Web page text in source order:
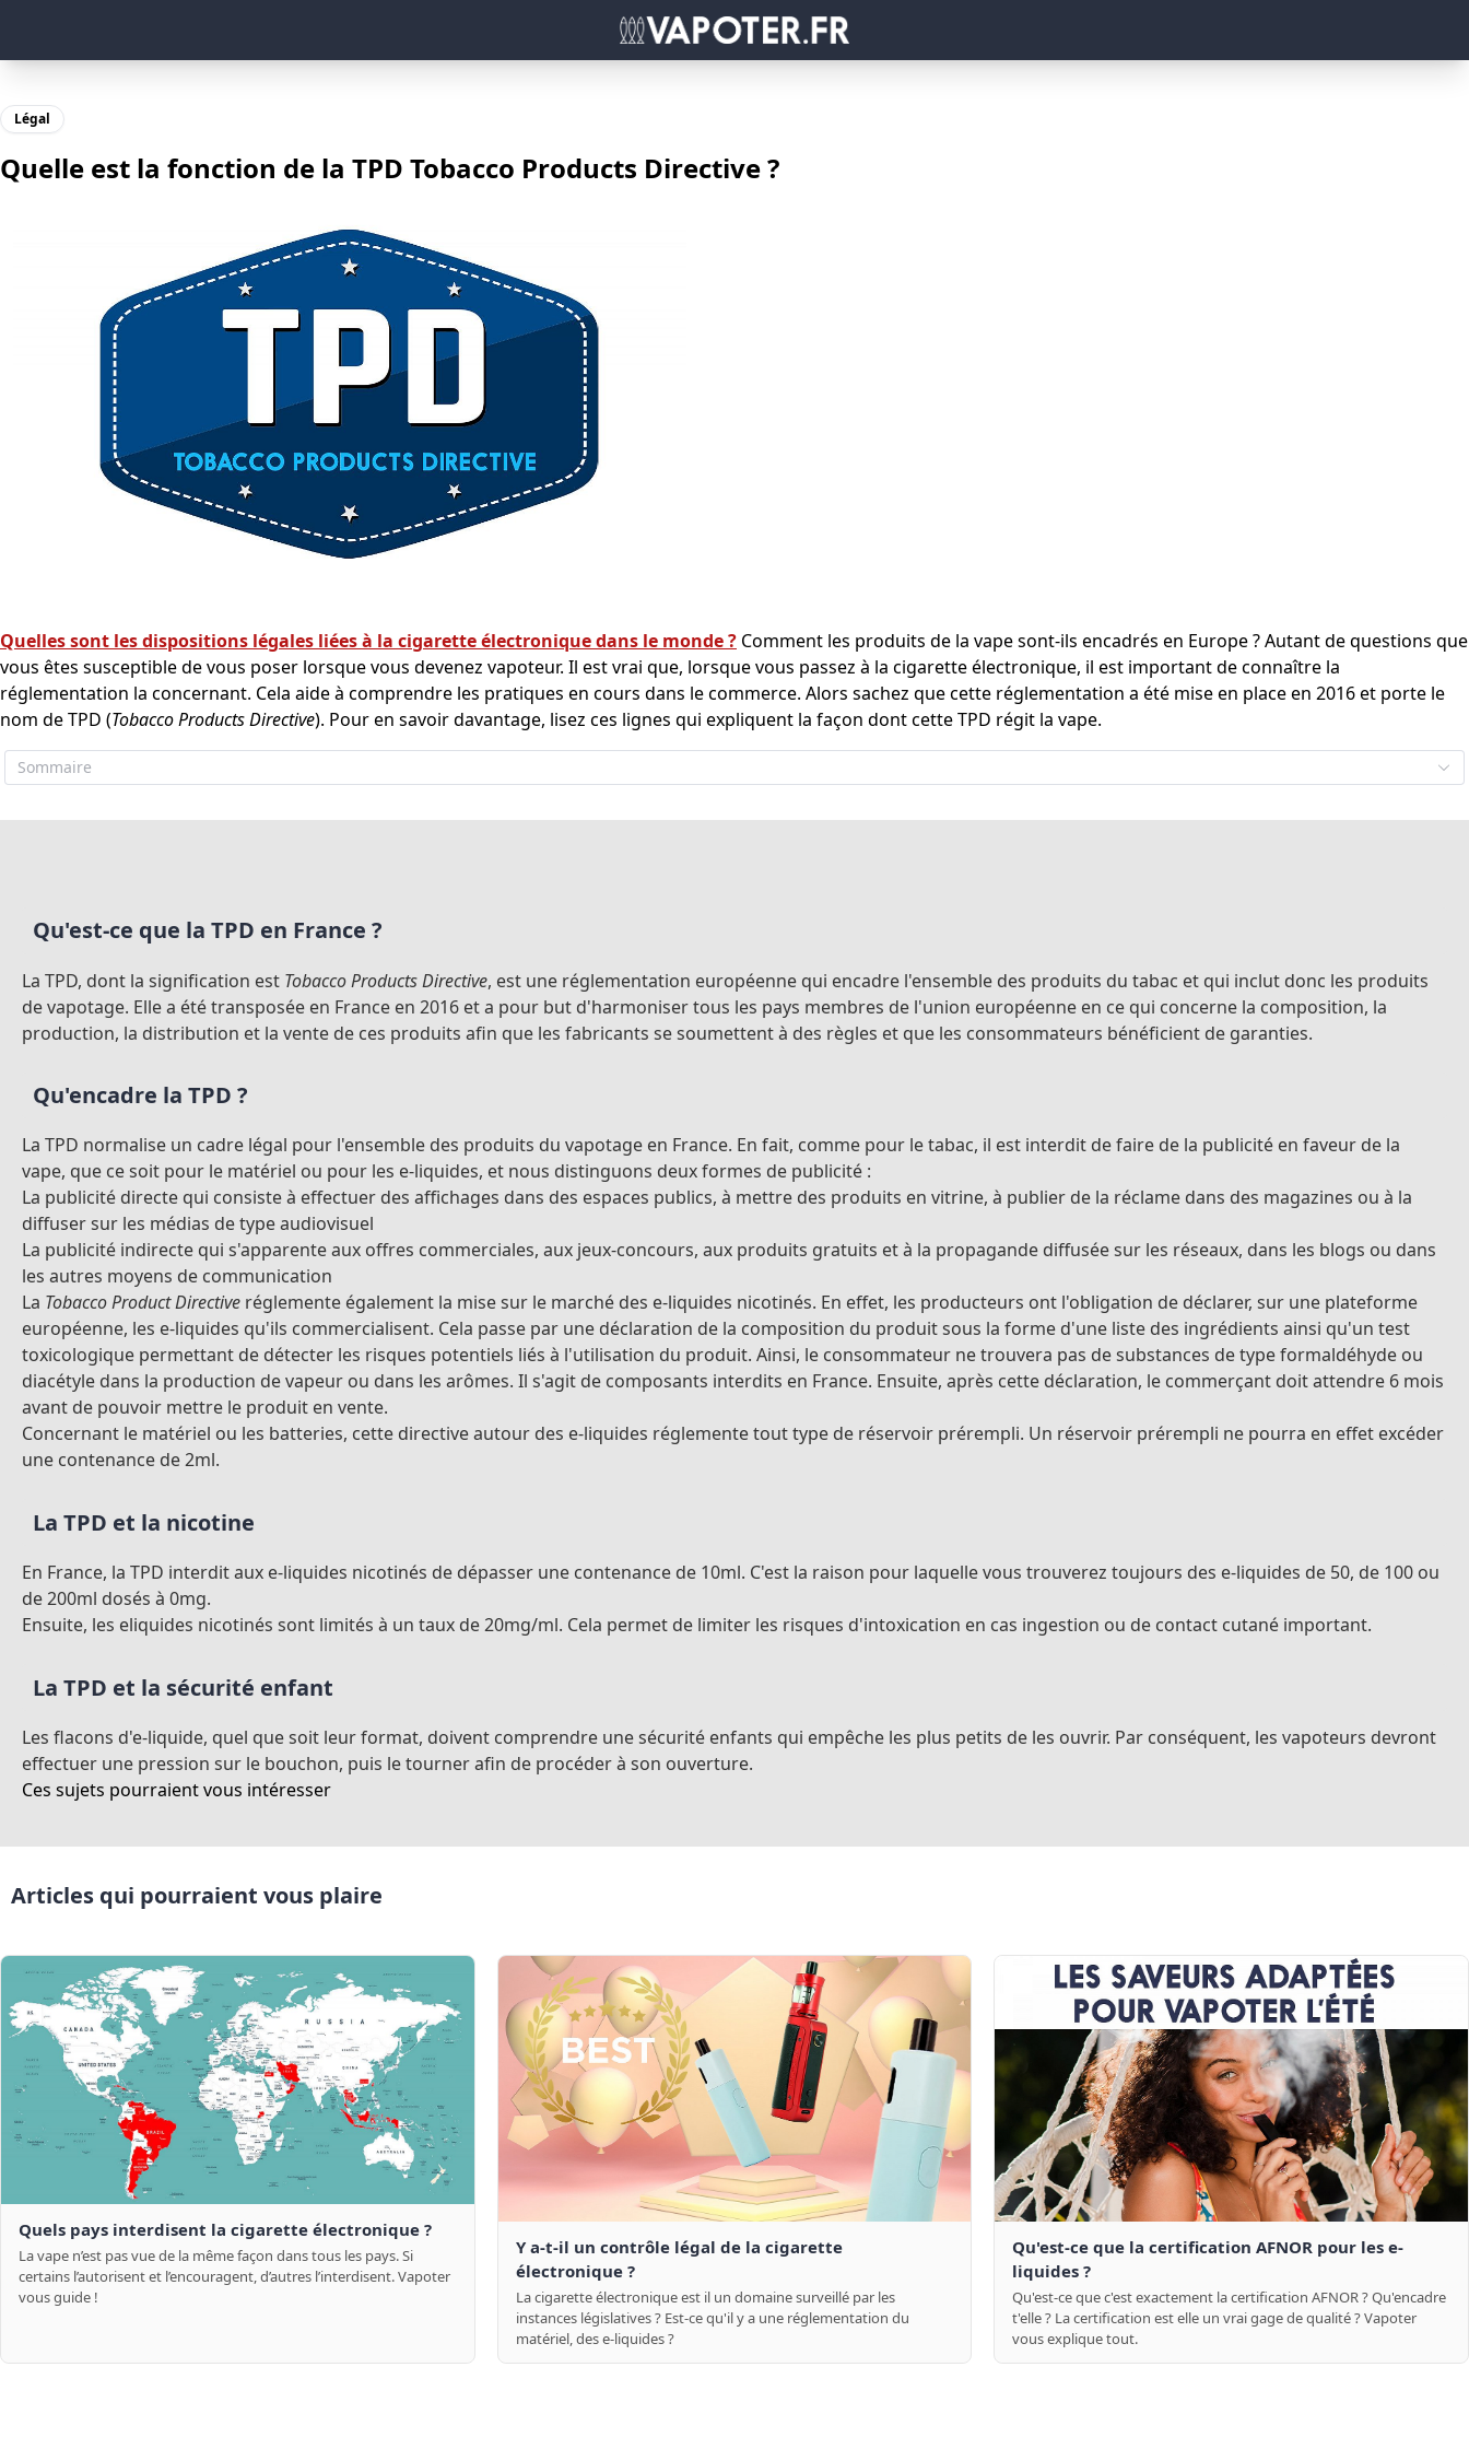
Quelle est la fonction de la TPD Tobacco Products Directive ?
Légal
Quelles sont les dispositions légales liées à la cigarette électronique dans le monde ? Comment les produits de la vape sont-ils encadrés en Europe ? Autant de questions que
vous êtes susceptible de vous poser lorsque vous devenez vapoteur. Il est vrai que, lorsque vous passez à la cigarette électronique, il est important de connaître la
réglementation la concernant. Cela aide à comprendre les pratiques en cours dans le commerce. Alors sachez que cette réglementation a été mise en place en 2016 et porte le
nom de TPD (Tobacco Products Directive). Pour en savoir davantage, lisez ces lignes qui expliquent la façon dont cette TPD régit la vape.
Sommaire
Qu'est-ce que la TPD en France ?
La TPD, dont la signification est Tobacco Products Directive, est une réglementation européenne qui encadre l'ensemble des produits du tabac et qui inclut donc les produits
de vapotage. Elle a été transposée en France en 2016 et a pour but d'harmoniser tous les pays membres de l'union européenne en ce qui concerne la composition, la
production, la distribution et la vente de ces produits afin que les fabricants se soumettent à des règles et que les consommateurs bénéficient de garanties.
Qu'encadre la TPD ?
La TPD normalise un cadre légal pour l'ensemble des produits du vapotage en France. En fait, comme pour le tabac, il est interdit de faire de la publicité en faveur de la
vape, que ce soit pour le matériel ou pour les e-liquides, et nous distinguons deux formes de publicité :
La publicité directe qui consiste à effectuer des affichages dans des espaces publics, à mettre des produits en vitrine, à publier de la réclame dans des magazines ou à la
diffuser sur les médias de type audiovisuel
La publicité indirecte qui s'apparente aux offres commerciales, aux jeux-concours, aux produits gratuits et à la propagande diffusée sur les réseaux, dans les blogs ou dans
les autres moyens de communication
La Tobacco Product Directive réglemente également la mise sur le marché des e-liquides nicotinés. En effet, les producteurs ont l'obligation de déclarer, sur une plateforme
européenne, les e-liquides qu'ils commercialisent. Cela passe par une déclaration de la composition du produit sous la forme d'une liste des ingrédients ainsi qu'un test
toxicologique permettant de détecter les risques potentiels liés à l'utilisation du produit. Ainsi, le consommateur ne trouvera pas de substances de type formaldéhyde ou
diacétyle dans la production de vapeur ou dans les arômes. Il s'agit de composants interdits en France. Ensuite, après cette déclaration, le commerçant doit attendre 6 mois
avant de pouvoir mettre le produit en vente.
Concernant le matériel ou les batteries, cette directive autour des e-liquides réglemente tout type de réservoir prérempli. Un réservoir prérempli ne pourra en effet excéder
une contenance de 2ml.
La TPD et la nicotine
En France, la TPD interdit aux e-liquides nicotinés de dépasser une contenance de 10ml. C'est la raison pour laquelle vous trouverez toujours des e-liquides de 50, de 100 ou
de 200ml dosés à 0mg.
Ensuite, les eliquides nicotinés sont limités à un taux de 20mg/ml. Cela permet de limiter les risques d'intoxication en cas ingestion ou de contact cutané important.
La TPD et la sécurité enfant
Les flacons d'e-liquide, quel que soit leur format, doivent comprendre une sécurité enfants qui empêche les plus petits de les ouvrir. Par conséquent, les vapoteurs devront
effectuer une pression sur le bouchon, puis le tourner afin de procéder à son ouverture.
Ces sujets pourraient vous intéresser
Articles qui pourraient vous plaire
Quels pays interdisent la cigarette électronique ?
La vape n’est pas vue de la même façon dans tous les pays. Si
certains l’autorisent et l’encouragent, d’autres l’interdisent. Vapoter
vous guide !
Y a-t-il un contrôle légal de la cigarette
électronique ?
La cigarette électronique est il un domaine surveillé par les
instances législatives ? Est-ce qu'il y a une réglementation du
matériel, des e-liquides ?
Qu'est-ce que la certification AFNOR pour les e-
liquides ?
Qu'est-ce que c'est exactement la certification AFNOR ? Qu'encadre
t'elle ? La certification est elle un vrai gage de qualité ? Vapoter
vous explique tout.